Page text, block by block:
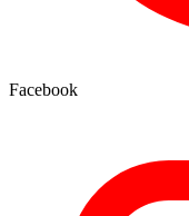
Facebook